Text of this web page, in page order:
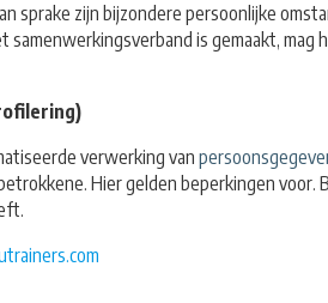
sprake zijn bijzondere persoonlijke
is gemaakt, mag
verwerking van
Hier gelden beperkingen